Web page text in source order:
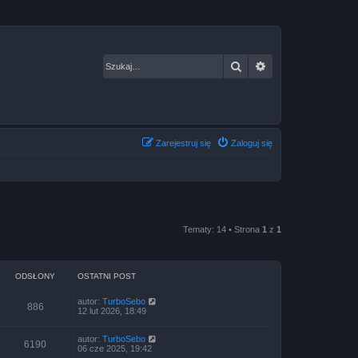
Szukaj
Zaloguj się
Zarejestruj się
Tematy: 14 • Strona 1 z 1
ODSŁONY OSTATNI POST
886 autor: TurboSebo
12 lut 2026, 18:49
6190 autor: TurboSebo
06 cze 2025, 19:42